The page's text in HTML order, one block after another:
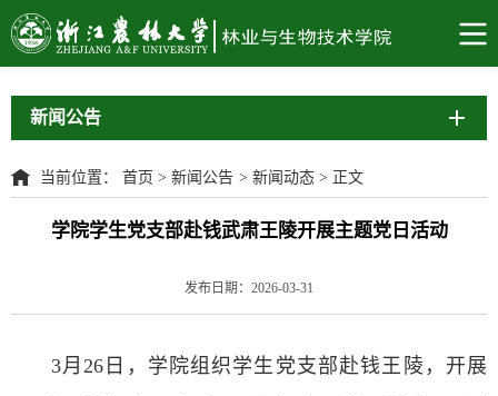
新闻公告
当前位置： 首页 > 新闻公告 > 新闻动态 > 正文
学院学生党支部赴钱武肃王陵开展主题党日活动
发布日期：2026-03-31
3月26日，学院组织学生党支部赴钱王陵，开展